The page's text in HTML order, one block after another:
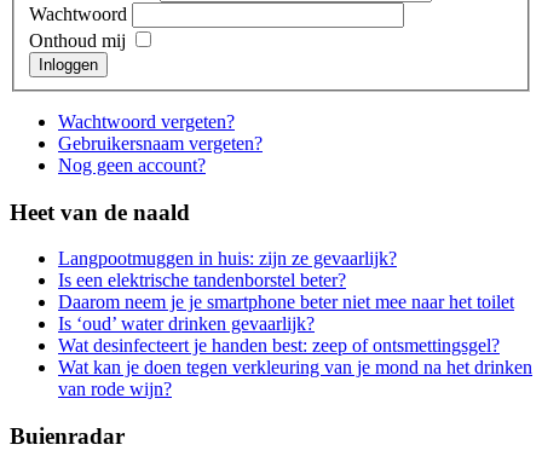
Wachtwoord
Onthoud mij
Inloggen
Wachtwoord vergeten?
Gebruikersnaam vergeten?
Nog geen account?
Heet van de naald
Langpootmuggen in huis: zijn ze gevaarlijk?
Is een elektrische tandenborstel beter?
Daarom neem je je smartphone beter niet mee naar het toilet
Is ‘oud’ water drinken gevaarlijk?
Wat desinfecteert je handen best: zeep of ontsmettingsgel?
Wat kan je doen tegen verkleuring van je mond na het drinken
van rode wijn?
Buienradar